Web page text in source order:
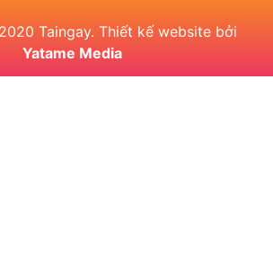
Taingay. Thiết kế website bởi
Yatame Media